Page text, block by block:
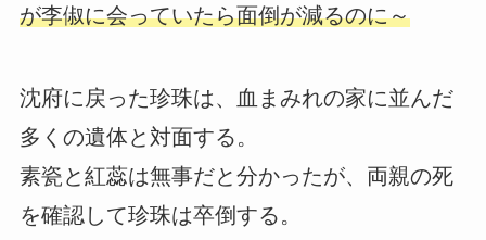
が李俶に会っていたら面倒が減るのに～
沈府に戻った珍珠は、血まみれの家に並んだ
多くの遺体と対面する。
素瓷と紅蕊は無事だと分かったが、両親の死
を確認して珍珠は卒倒する。